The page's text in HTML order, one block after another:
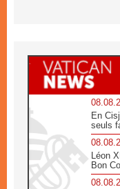
En
seuls
Léon
Bon